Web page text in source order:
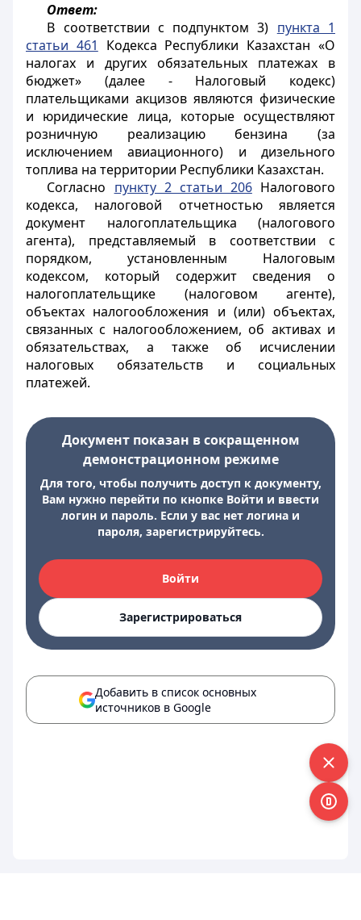
Ответ:
В соответствии с подпунктом 3) пункта 1
статьи 461
Кодекса Республики Казахстан «О
налогах и других обязательных платежах в
бюджет» (далее - Налоговый кодекс)
плательщиками акцизов являются физические
и юридические лица, которые осуществляют
розничную реализацию бензина (за
исключением авиационного) и дизельного
топлива на территории Республики Казахстан.
Согласно пункту 2 статьи 206Налогового
кодекса, налоговой отчетностью является
документ налогоплательщика (налогового
агента), представляемый в соответствии с
порядком, установленным Налоговым
кодексом, который содержит сведения о
налогоплательщике (налоговом агенте),
объектах налогообложения и (или) объектах,
связанных с налогообложением, об активах и
обязательствах, а также об исчислении
налоговых обязательств и социальных
платежей.
Документ показан в сокращенном
демонстрационном режиме
Для того, чтобы получить доступ к документу,
Вам нужно перейти по кнопке Войти и ввести
логин и пароль. Если у вас нет логина и
пароля, зарегистрируйтесь.
Войти
Зарегистрироваться
Добавить в список основных
источников в Google